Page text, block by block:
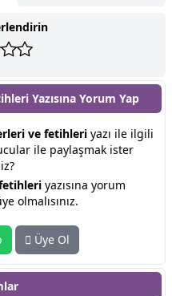
Yazısına Yorum Yap
ve fetihleri yazı ile ilgili
ile paylaşmak ister
yazısına yorum
olmalısınız.
Üye Ol